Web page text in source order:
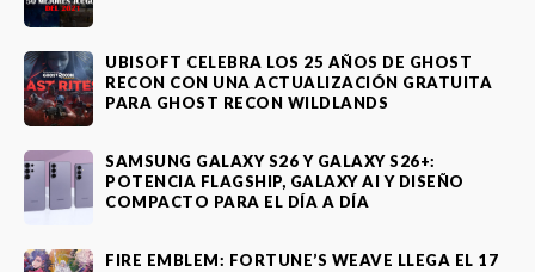
UBISOFT CELEBRA LOS 25 AÑOS DE GHOST
RECON CON UNA ACTUALIZACIÓN GRATUITA
PARA GHOST RECON WILDLANDS
SAMSUNG GALAXY S26 Y GALAXY S26+:
POTENCIA FLAGSHIP, GALAXY AI Y DISEÑO
COMPACTO PARA EL DÍA A DÍA
FIRE EMBLEM: FORTUNE’S WEAVE LLEGA EL 17